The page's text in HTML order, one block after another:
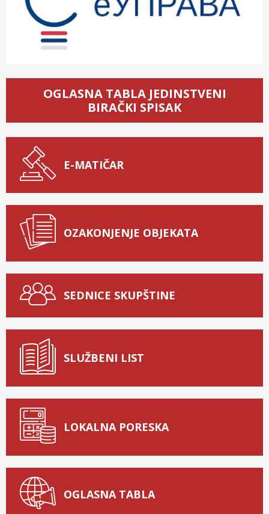
OGLASNA TABLA JEDINSTVENI
BIRAČKI SPISAK
E-MATIČAR
OZAKONJENJE OBJEKATA
SEDNICE SKUPŠTINE
SLUŽBENI LIST
LOKALNA PORESKA
OGLASNA TABLA